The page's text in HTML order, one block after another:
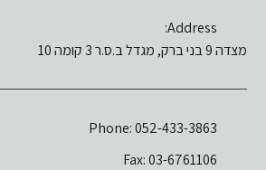
Address:
מצדה 9 בני ברק, מגדל ב.ס.ר 3 קומה 10
Phone: 052-433-3863
Fax: 03-6761106